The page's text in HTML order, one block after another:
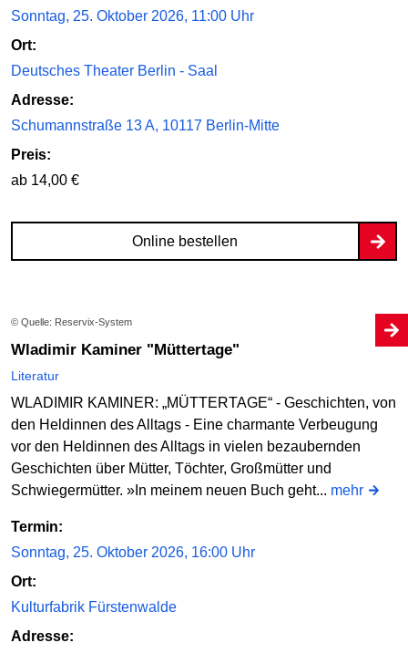
Sonntag, 25. Oktober 2026, 11:00 Uhr
Ort:
Deutsches Theater Berlin - Saal
Adresse:
Schumannstraße 13 A, 10117 Berlin-Mitte
Preis:
ab 14,00 €
Online bestellen
© Quelle: Reservix-System
Wladimir Kaminer "Müttertage"
Literatur
WLADIMIR KAMINER: „MÜTTERTAGE“ - Geschichten, von
den Heldinnen des Alltags - Eine charmante Verbeugung
vor den Heldinnen des Alltags in vielen bezaubernden
Geschichten über Mütter, Töchter, Großmütter und
Schwiegermütter. »In meinem neuen Buch geht... mehr
Termin:
Sonntag, 25. Oktober 2026, 16:00 Uhr
Ort:
Kulturfabrik Fürstenwalde
Adresse: